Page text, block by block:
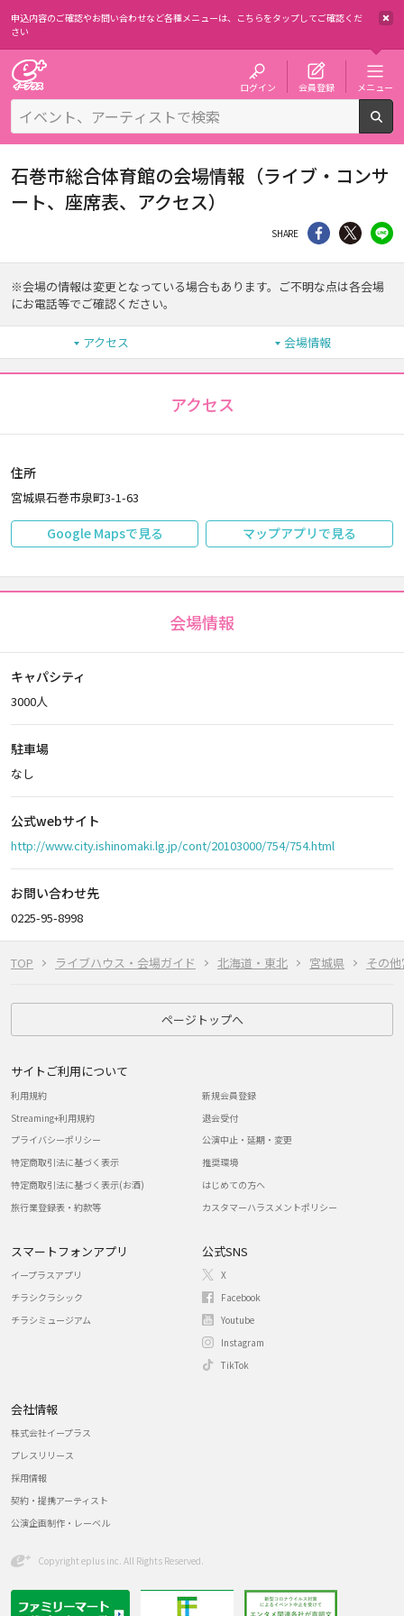
申込内容のご確認やお問い合わせなど各種メニューは、 こちらをタップしてご確認くだ
さい
ログイン 会員登録 メニュー
TOP ライブハウス・会場ガイド 北海道・東北 宮城県 その
石巻市総合体育館の会場情報（ライブ・コンサ
ート、座席表、アクセス）
SHARE シェア Twitter
※会場の情報は変更となっている場合もあります。ご不明な点は各会場
にお電話等でご確認ください。
アクセス 会場情報
アクセス
住所
宮城県石巻市泉町3-1-63
Google Mapsで見る マップアプリで見る
会場情報
キャパシティ
3000人
駐車場
なし
公式webサイト
http://www.city.ishinomaki.lg.jp/cont/20103000/754/754.html
お問い合わせ先
0225-95-8998
ページトップへ
サイトご利用について
利用規約
Streaming+利用規約
プライバシーポリシー
特定商取引法に基づく表示
特定商取引法に基づく表示(お酒)
旅行業登録表・約款等
新規会員登録
退会受付
公演中止・延期・変更
推奨環境
はじめての方へ
カスタマーハラスメントポリシー
スマートフォンアプリ
イープラスアプリ
チラシクラシック
チラシミュージアム
公式SNS
X
Facebook
Youtube
Instagram
TikTok
会社情報
株式会社イープラス
プレスリリース
採用情報
契約・提携アーティスト
公演企画制作・レーベル
Copyright eplus inc. All Rights Reserved.